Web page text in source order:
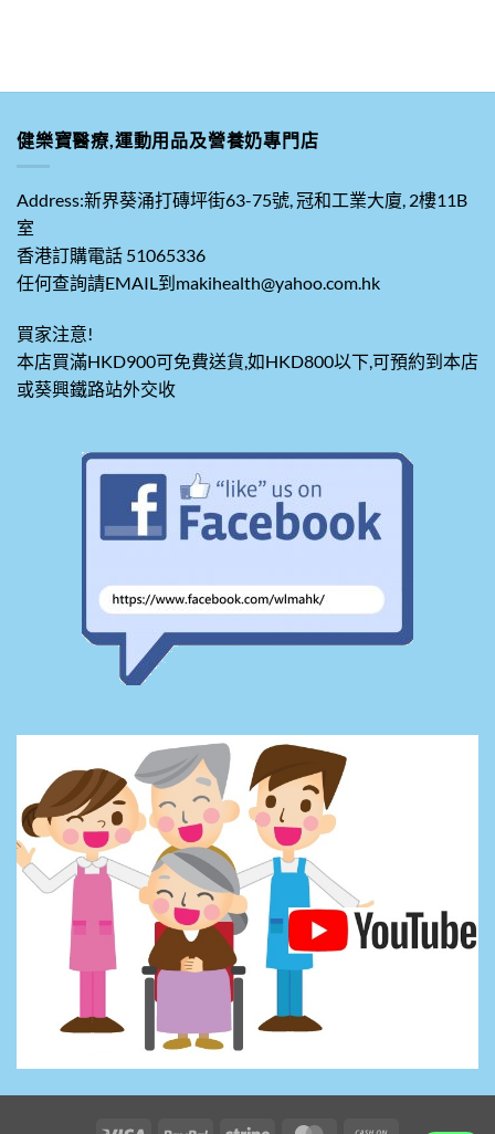
健樂寶醫療,運動用品及營養奶專門店
Address:新界葵涌打磚坪街63-75號, 冠和工業大廈, 2樓11B
室
香港訂購電話 51065336
任何查詢請EMAIL到makihealth@yahoo.com.hk
買家注意!
本店買滿HKD900可免費送貨,如HKD800以下,可預約到本店
或葵興鐵路站外交收